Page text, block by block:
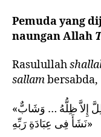
Pemuda yang
naungan Allah
Rasulullah
sallambersabda,
«سَبْعَةٌ يُظِلُّهُمُ اللَّهُ فِى ظِلِّهِ يَوْمَ لاَ ظِلَّ إِلاَّ ظِلُّهُ … وَشَابٌّ
نَشَأَ فِى عِبَادَةِ رَبِّهِ»